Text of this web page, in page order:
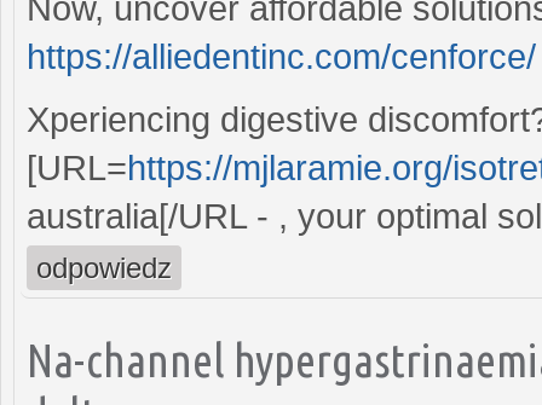
Now, uncover affordable
https://alliedentinc.com/cenforce/
Xperiencing digestive
[URL=https://mjlaramie.org/
australia[/URL - , your optimal
odpowiedz
Na-channel